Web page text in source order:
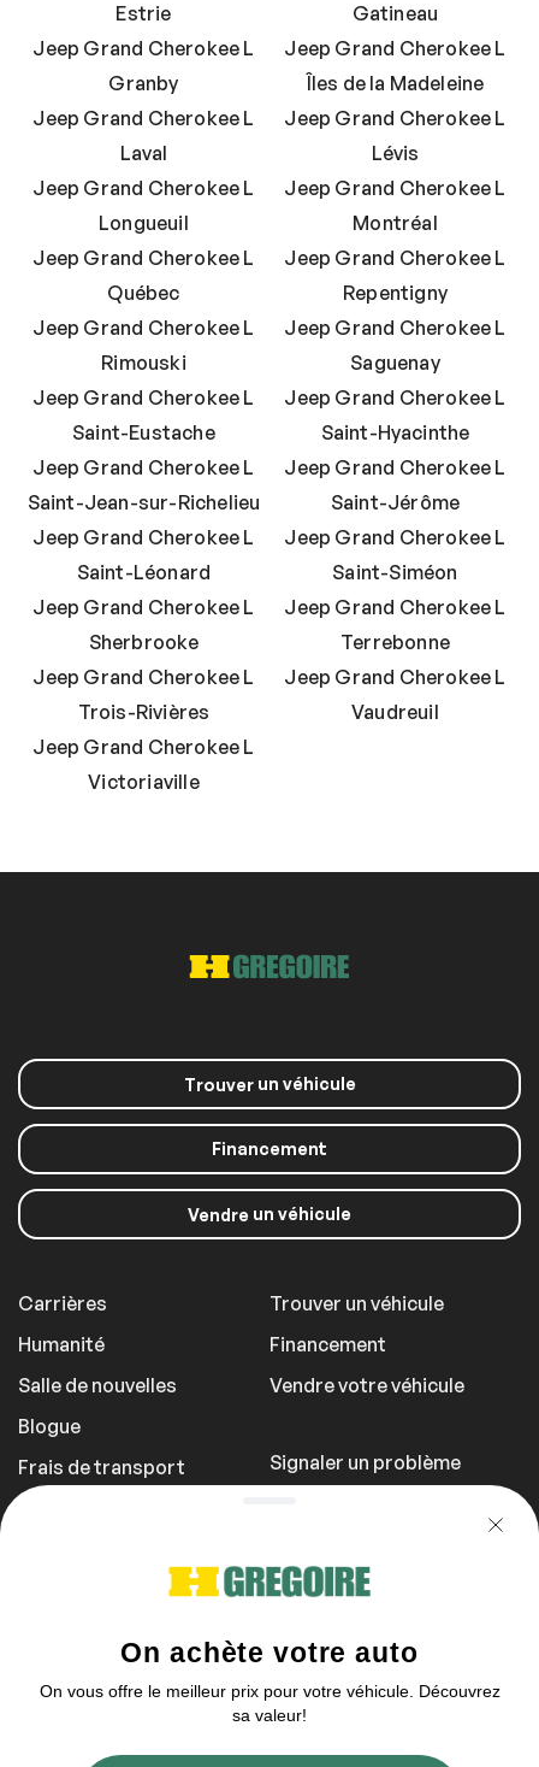
Estrie
Gatineau
Jeep Grand Cherokee L
Granby
Jeep Grand Cherokee L
Îles de la Madeleine
Jeep Grand Cherokee L
Laval
Jeep Grand Cherokee L
Lévis
Jeep Grand Cherokee L
Longueuil
Jeep Grand Cherokee L
Montréal
Jeep Grand Cherokee L
Québec
Jeep Grand Cherokee L
Repentigny
Jeep Grand Cherokee L
Rimouski
Jeep Grand Cherokee L
Saguenay
Jeep Grand Cherokee L
Saint-Eustache
Jeep Grand Cherokee L
Saint-Hyacinthe
Jeep Grand Cherokee L
Saint-Jean-sur-Richelieu
Jeep Grand Cherokee L
Saint-Jérôme
Jeep Grand Cherokee L
Saint-Léonard
Jeep Grand Cherokee L
Saint-Siméon
Jeep Grand Cherokee L
Sherbrooke
Jeep Grand Cherokee L
Terrebonne
Jeep Grand Cherokee L
Trois-Rivières
Jeep Grand Cherokee L
Vaudreuil
Jeep Grand Cherokee L
Victoriaville
Trouverun véhicule
Financement
Vendre un véhicule
Carrières
Humanité
Salle de nouvelles
Blogue
Frais de transport
Trouver un véhicule
Financement
Vendre votre véhicule
Signaler un problème
Vous pouvez nous contacter entre 9h et